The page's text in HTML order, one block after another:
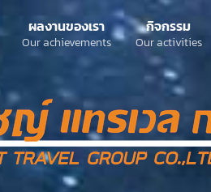
ผลงานของเรา
Our achievements
กิจกรรม
Our activities